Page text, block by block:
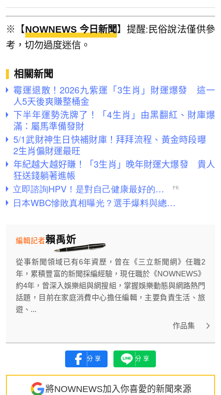
※【NOWNEWS 今日新聞】提醒:民俗說法僅供參
考，切勿過度迷信。
相關新聞
霉運退散！2026九紫運「3生肖」財運爆發 這一
人5天後爽賺整桶金
下半年運勢洗牌了！「4生肖」由黑翻紅、財庫爆
滿：屬馬準備發財
5/1武財神生日快補財庫！拜拜流程、黃金時段曝
2生肖偏財運最旺
年紀越大越好賺！「3生肖」晚年財運大爆發 貴人
狂送錢躺著進帳
賴禹妡
編輯記者
從事新聞領域已有6年資歷，曾在《三立新聞網》任職2
年，累積豐富的新聞採編經驗，現任職於《NOWNEWS》
約4年，曾深入娛樂組與網搜組，掌握娛樂動態與網路熱門
話題，目前在家庭消費中心擔任編輯，主要負責生活、旅
遊、...
作品集
分享 分享
將NOWNEWS加入你喜愛的新聞來源